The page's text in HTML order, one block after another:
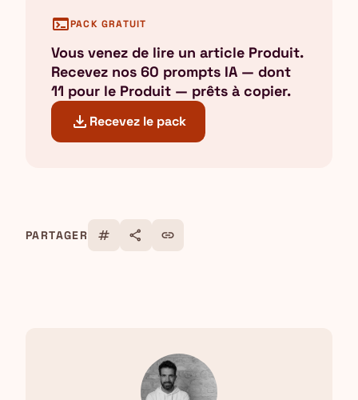
terminalPACK GRATUIT
Vous venez de lire un article Produit.
Recevez nos 60 prompts IA — dont
11 pour le Produit — prêts à copier.
download Recevez le pack
PARTAGER tag share link